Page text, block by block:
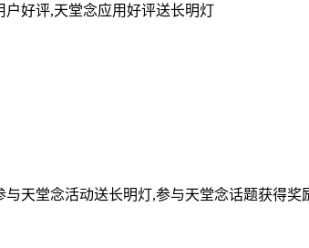
好评,天堂念应用好评送长明灯
天堂念活动送长明灯,参与天堂念话题获得奖